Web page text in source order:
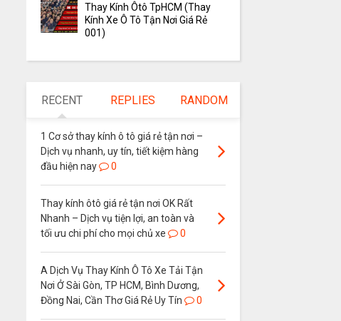
Thay Kính Ôtô TpHCM (Thay
Kính Xe Ô Tô Tận Nơi Giá Rẻ
001)
RECENT REPLIES RANDOM
1 Cơ sở thay kính ô tô giá rẻ tận nơi –
Dịch vụ nhanh, uy tín, tiết kiệm hàng
đầu hiện nay
0
Thay kính ôtô giá rẻ tận nơi OK Rất
Nhanh – Dịch vụ tiện lợi, an toàn và
tối ưu chi phí cho mọi chủ xe
0
A Dịch Vụ Thay Kính Ô Tô Xe Tải Tận
Nơi Ở Sài Gòn, TP HCM, Bình Dương,
Đồng Nai, Cần Thơ Giá Rẻ Uy Tín
0